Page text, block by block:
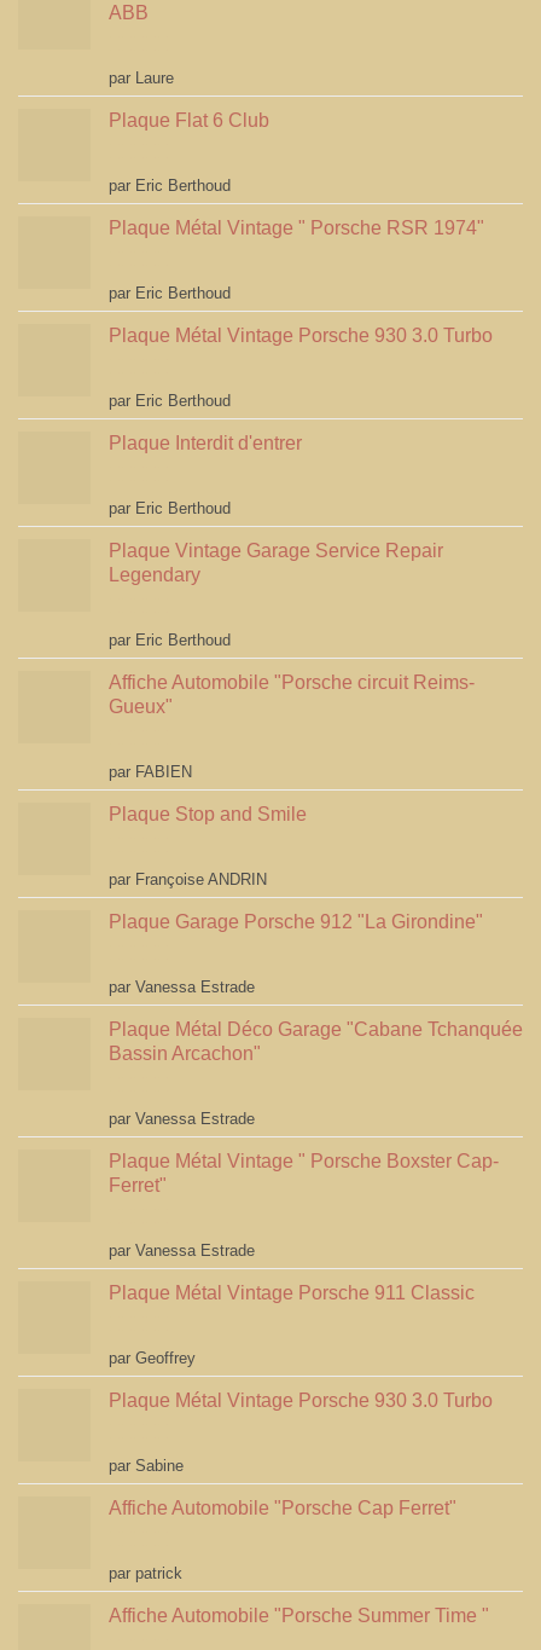
ABB
Note5sur 5
par Laure
Plaque Flat 6 Club
Note5sur 5
par Eric Berthoud
Plaque Métal Vintage " Porsche RSR 1974"
Note5sur 5
par Eric Berthoud
Plaque Métal Vintage Porsche 930 3.0 Turbo
Note5sur 5
par Eric Berthoud
Plaque Interdit d'entrer
Note5sur 5
par Eric Berthoud
Plaque Vintage Garage Service Repair
Legendary
Note5sur 5
par Eric Berthoud
Affiche Automobile "Porsche circuit Reims-
Gueux"
Note5sur 5
par FABIEN
Plaque Stop and Smile
Note4
sur 5
par Françoise ANDRIN
Plaque Garage Porsche 912 "La Girondine"
Note5sur 5
par Vanessa Estrade
Plaque Métal Déco Garage "Cabane Tchanquée
Bassin Arcachon"
Note5sur 5
par Vanessa Estrade
Plaque Métal Vintage " Porsche Boxster Cap-
Ferret"
Note5sur 5
par Vanessa Estrade
Plaque Métal Vintage Porsche 911 Classic
Note5sur 5
par Geoffrey
Plaque Métal Vintage Porsche 930 3.0 Turbo
Note5sur 5
par Sabine
Affiche Automobile "Porsche Cap Ferret"
Note4
sur 5
par patrick
Affiche Automobile "Porsche Summer Time "